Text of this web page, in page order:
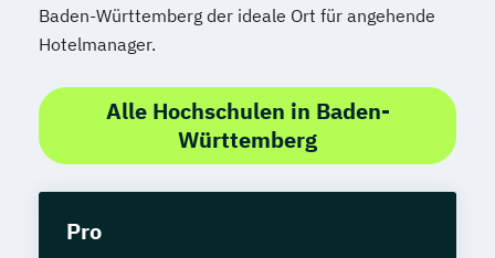
Baden-Württemberg der ideale Ort für angehende
Hotelmanager.
Alle Hochschulen in Baden-
Württemberg
Pro